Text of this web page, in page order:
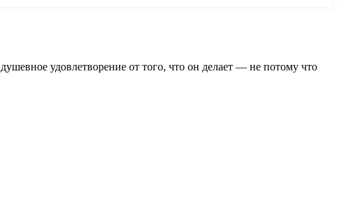
удовлетворение от того, что он делает — не потому что